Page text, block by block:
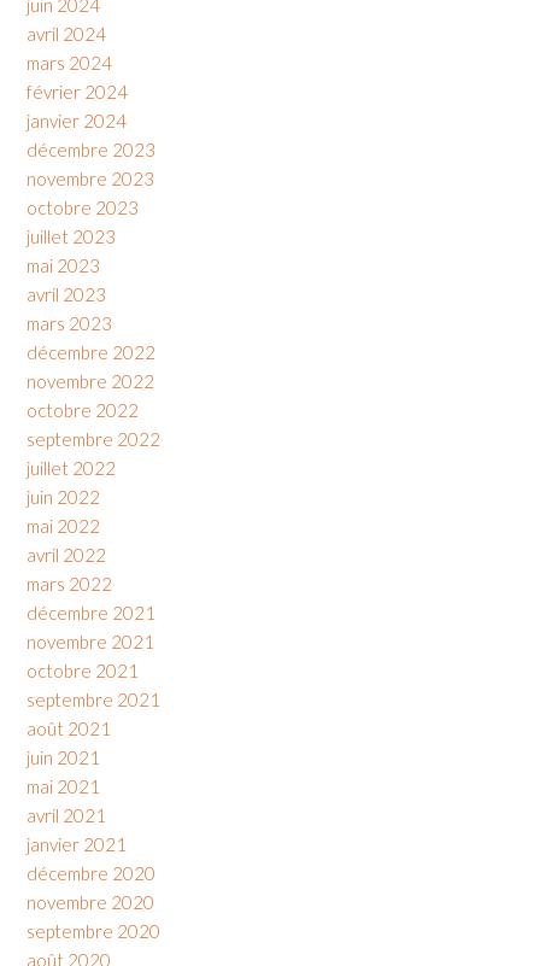
juin 2024
avril 2024
mars 2024
février 2024
janvier 2024
décembre 2023
novembre 2023
octobre 2023
juillet 2023
mai 2023
avril 2023
mars 2023
décembre 2022
novembre 2022
octobre 2022
septembre 2022
juillet 2022
juin 2022
mai 2022
avril 2022
mars 2022
décembre 2021
novembre 2021
octobre 2021
septembre 2021
août 2021
juin 2021
mai 2021
avril 2021
janvier 2021
décembre 2020
novembre 2020
septembre 2020
août 2020